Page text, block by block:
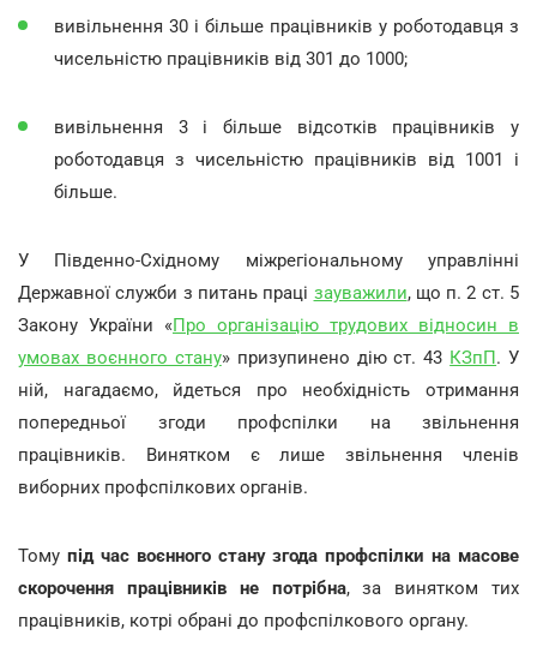
вивільнення 30 і більше працівників у роботодавця з
чисельністю працівників від 301 до 1000;
вивільнення 3 і більше відсотків працівників у
роботодавця з чисельністю працівників від 1001 і
більше.
У Південно-Східному міжрегіональному управлінні
Державної служби з питань праці зауважили, що п. 2 ст. 5
Закону України «Про організацію трудових відносин в
умовах воєнного стану» призупинено дію ст. 43 КЗпП. У
ній, нагадаємо, йдеться про необхідність отримання
попередньої згоди профспілки на звільнення
працівників. Винятком є лише звільнення членів
виборних профспілкових органів.
Тому під час воєнного стану згода профспілки на масове
скорочення працівників не потрібна, за винятком тих
працівників, котрі обрані до профспілкового органу.